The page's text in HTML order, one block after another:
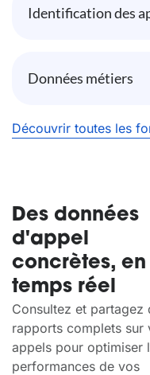
Identification des
Données métiers
Découvrir toutes les
Des données
d'appel
concrètes, en
temps réel
Consultez et partagez
rapports complets sur
appels pour optimiser
performances de vos